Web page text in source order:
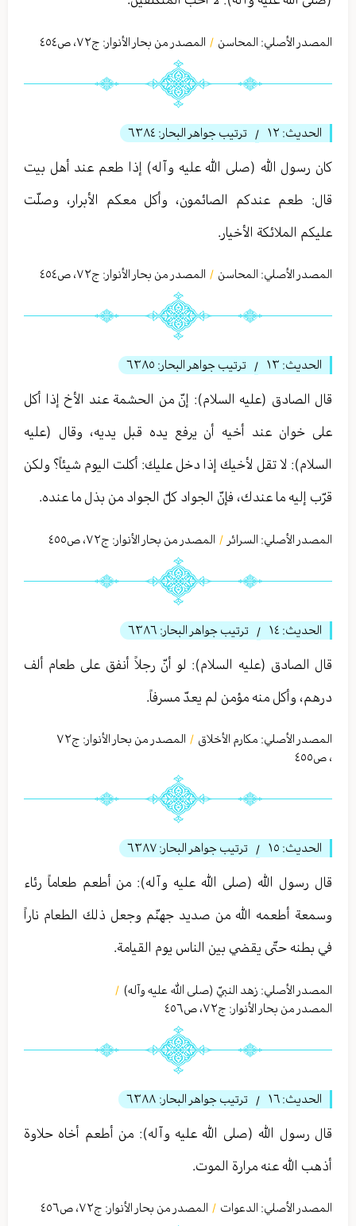
المصدر الأصلي: المحاسن / المصدر من بحار الأنوار: ج٧٢، ص٤٥٤
الحديث: ١٢ / ترتيب جواهر البحار: ٦٣٨٤
كان رسول الله (صلى الله عليه وآله) إذا طعم عند أهل بيت
قال: طعم عندكم الصائمون، وأكل معكم الأبرار، وصلّت
عليكم الملائكة الأخيار.
المصدر الأصلي: المحاسن / المصدر من بحار الأنوار: ج٧٢، ص٤٥٤
الحديث: ١٣ / ترتيب جواهر البحار: ٦٣٨٥
قال الصادق (عليه السلام): إنّ من الحشمة عند الأخ إذا أكل
على خوان عند أخيه أن يرفع يده قبل يديه، وقال (عليه
السلام): لا تقل لأخيك إذا دخل عليك: أكلت اليوم شيئاً؟ ولكن
قرّب إليه ما عندك، فإنّ الجواد كلّ الجواد من بذل ما عنده.
المصدر الأصلي: السرائر / المصدر من بحار الأنوار: ج٧٢، ص٤٥٥
الحديث: ١٤ / ترتيب جواهر البحار: ٦٣٨٦
قال الصادق (عليه السلام): لو أنّ رجلاً أنفق على طعام ألف
درهم، وأكل منه مؤمن لم يعدّ مسرفاً.
المصدر الأصلي: مكارم الأخلاق / المصدر من بحار الأنوار: ج٧٢
، ص٤٥٥
الحديث: ١٥ / ترتيب جواهر البحار: ٦٣٨٧
قال رسول الله (صلى الله عليه وآله): من أطعم طعاماً رئاء
وسمعة أطعمه الله من صديد جهنّم وجعل ذلك الطعام ناراً
في بطنه حتّى يقضي بين الناس يوم القيامة.
المصدر الأصلي: زهد النبيّ (صلى الله عليه وآله) /
المصدر من بحار الأنوار: ج٧٢، ص٤٥٦
الحديث: ١٦ / ترتيب جواهر البحار: ٦٣٨٨
قال رسول الله (صلى الله عليه وآله): من أطعم أخاه حلاوة
أذهب الله عنه مرارة الموت.
المصدر الأصلي: الدعوات / المصدر من بحار الأنوار: ج٧٢، ص٤٥٦